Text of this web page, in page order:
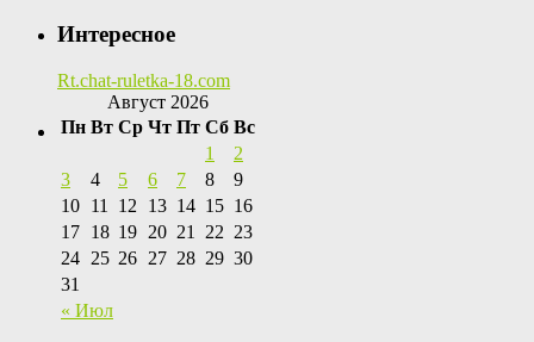
Интересное
Rt.chat-ruletka-18.com
Август 2026
Пн Вт Ср Чт Пт Сб Вс
« Июл
1
2
3
4 5 6 7 8
9
10 11 12 13 14 15 16
17 18 19 20 21 22 23
24 25 26 27 28 29 30
31